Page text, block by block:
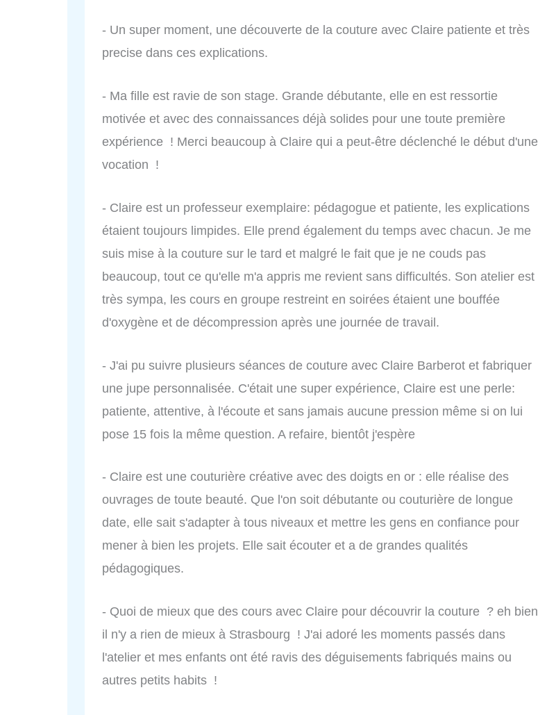
- Un super moment, une découverte de la couture avec Claire patiente et très
precise dans ces explications.
- Ma fille est ravie de son stage. Grande débutante, elle en est ressortie
motivée et avec des connaissances déjà solides pour une toute première
expérience ! Merci beaucoup à Claire qui a peut-être déclenché le début d'une
vocation !
- Claire est un professeur exemplaire: pédagogue et patiente, les explications
étaient toujours limpides. Elle prend également du temps avec chacun. Je me
suis mise à la couture sur le tard et malgré le fait que je ne couds pas
beaucoup, tout ce qu'elle m'a appris me revient sans difficultés. Son atelier est
très sympa, les cours en groupe restreint en soirées étaient une bouffée
d'oxygène et de décompression après une journée de travail.
- J'ai pu suivre plusieurs séances de couture avec Claire Barberot et fabriquer
une jupe personnalisée. C'était une super expérience, Claire est une perle:
patiente, attentive, à l'écoute et sans jamais aucune pression même si on lui
pose 15 fois la même question. A refaire, bientôt j'espère
- Claire est une couturière créative avec des doigts en or : elle réalise des
ouvrages de toute beauté. Que l'on soit débutante ou couturière de longue
date, elle sait s'adapter à tous niveaux et mettre les gens en confiance pour
mener à bien les projets. Elle sait écouter et a de grandes qualités
pédagogiques.
- Quoi de mieux que des cours avec Claire pour découvrir la couture ? eh bien
il n'y a rien de mieux à Strasbourg ! J'ai adoré les moments passés dans
l'atelier et mes enfants ont été ravis des déguisements fabriqués mains ou
autres petits habits !